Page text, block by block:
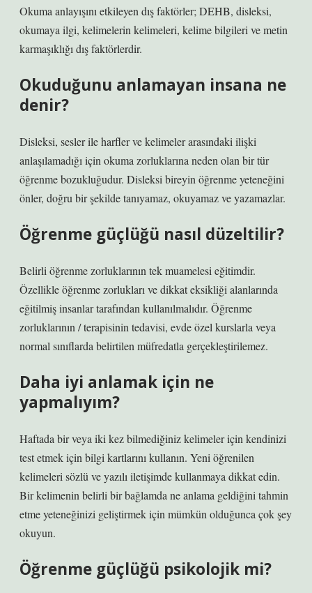
Okuma anlayışını etkileyen dış faktörler; DEHB, disleksi,
okumaya ilgi, kelimelerin kelimeleri, kelime bilgileri ve metin
karmaşıklığı dış faktörlerdir.
Okuduğunu anlamayan insana ne
denir?
Disleksi, sesler ile harfler ve kelimeler arasındaki ilişki
anlaşılamadığı için okuma zorluklarına neden olan bir tür
öğrenme bozukluğudur. Disleksi bireyin öğrenme yeteneğini
önler, doğru bir şekilde tanıyamaz, okuyamaz ve yazamazlar.
Öğrenme güçlüğü nasıl düzeltilir?
Belirli öğrenme zorluklarının tek muamelesi eğitimdir.
Özellikle öğrenme zorlukları ve dikkat eksikliği alanlarında
eğitilmiş insanlar tarafından kullanılmalıdır. Öğrenme
zorluklarının / terapisinin tedavisi, evde özel kurslarla veya
normal sınıflarda belirtilen müfredatla gerçekleştirilemez.
Daha iyi anlamak için ne
yapmalıyım?
Haftada bir veya iki kez bilmediğiniz kelimeler için kendinizi
test etmek için bilgi kartlarını kullanın. Yeni öğrenilen
kelimeleri sözlü ve yazılı iletişimde kullanmaya dikkat edin.
Bir kelimenin belirli bir bağlamda ne anlama geldiğini tahmin
etme yeteneğinizi geliştirmek için mümkün olduğunca çok şey
okuyun.
Öğrenme güçlüğü psikolojik mi?